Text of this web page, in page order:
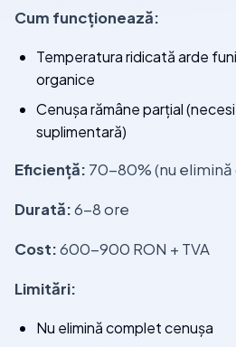
Cum funcționează:
Temperatura ridicată arde
organice
Cenușa rămâne parțial
suplimentară)
Eficiență: 70-80% (nu
Durată:6-8 ore
Cost:600-900 RON + TVA
Limitări:
Nu elimină complet cenușa